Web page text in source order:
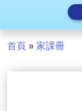
首頁 » 家課冊